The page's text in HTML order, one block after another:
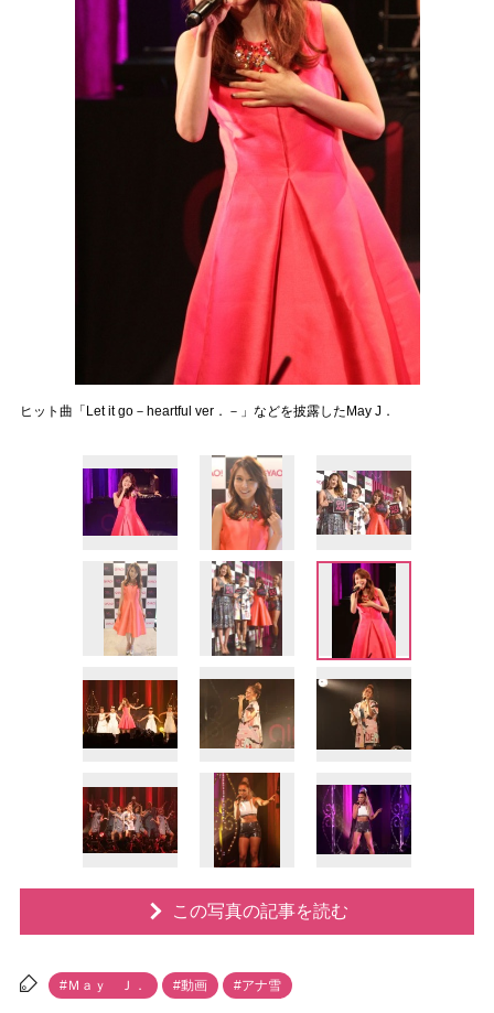
ヒット曲「Let it go－heartful ver．－」などを披露したMay J．
この写真の記事を読む
#Ｍａｙ Ｊ． #動画 #アナ雪